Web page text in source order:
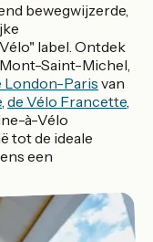
bewegwijzerde,
label. Ontdek
Mont-Saint-Michel,
London-Paris van
, de Vélo Francette,
à-Vélo
tot de ideale
een